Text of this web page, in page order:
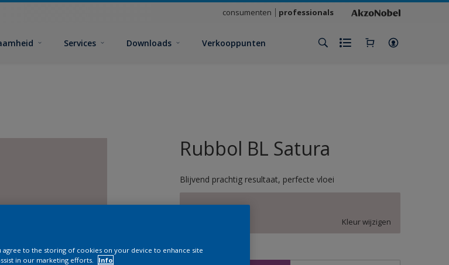
consumenten professionals
Services Downloads Verkooppunten
Rubbol BL Satura
Blijvend prachtig resultaat, perfecte vloei
AN.02.77
Kleur wijzigen
Grootte
agree to the storing of cookies on your device to enhance site
in our marketing efforts.
Info